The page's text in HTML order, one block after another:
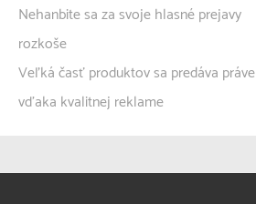
Nehanbite sa za svoje hlasné prejavy
rozkoše
Veľká časť produktov sa predáva práve
vďaka kvalitnej reklame